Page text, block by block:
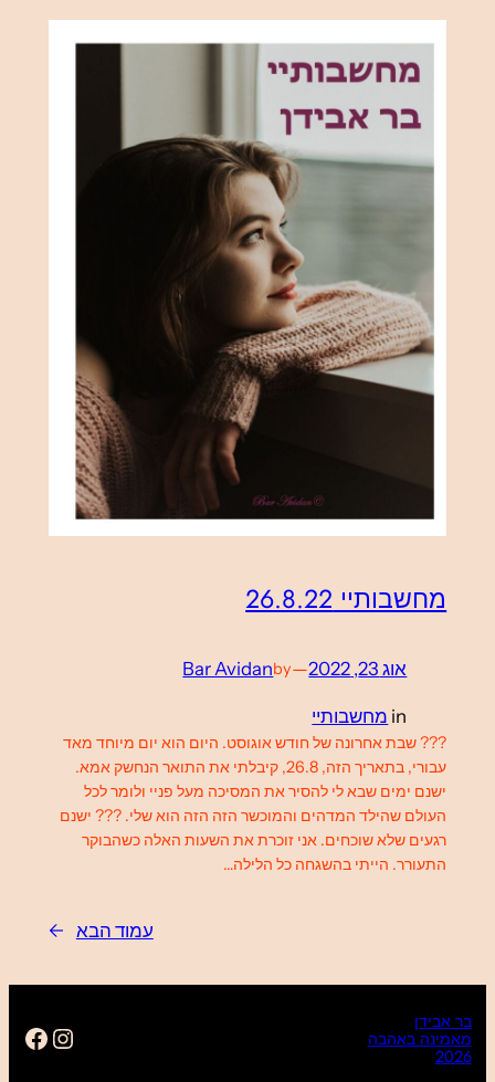
מחשבותיי 26.8.22
אוג 23, 2022 —
by
Bar Avidan
in מחשבותיי
??? שבת אחרונה של חודש אוגוסט. היום הוא יום מיוחד מאד
עבורי, בתאריך הזה, 26.8, קיבלתי את התואר הנחשק אמא.
ישנם ימים שבא לי להסיר את המסיכה מעל פניי ולומר לכל
העולם שהילד המדהים והמוכשר הזה הזה הוא שלי. ??? ישנם
רגעים שלא שוכחים. אני זוכרת את השעות האלה כשהבוקר
התעורר. הייתי בהשגחה כל הלילה…
עמוד הבא →
בר אבידן
מאמינה באהבה
2026